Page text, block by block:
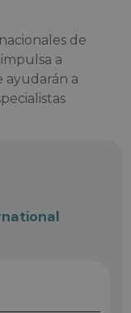
de
a
ayudarán a